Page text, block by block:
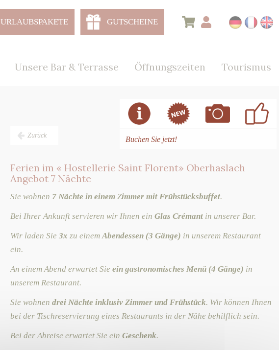
URLAUBSPAKETE GUTSCHEINE
Unsere Bar & Terrasse Öffnungszeiten Tourismus
Buchen Sie jetzt!
Zurück
Ferien im « Hostellerie Saint Florent» Oberhaslach
Angebot 7 Nächte
Sie wohnen 7 Nächte in einem Zimmer mit Frühstücksbuffet.
Bei Ihrer Ankunft servieren wir Ihnen ein Glas Crémant in unserer Bar.
Wir laden Sie 3x zu einemAbendessen (3 Gänge) in unserem Restaurant
ein.
An einem Abend erwartet Sie ein gastronomisches Menü (4 Gänge) in
unserem Restaurant.
Sie wohnen drei Nächte inklusiv Zimmer und Frühstück. Wir können Ihnen
bei der Tischreservierung eines Restaurants in der Nähe behilflich sein.
Bei der Abreise erwartet Sie ein Geschenk.